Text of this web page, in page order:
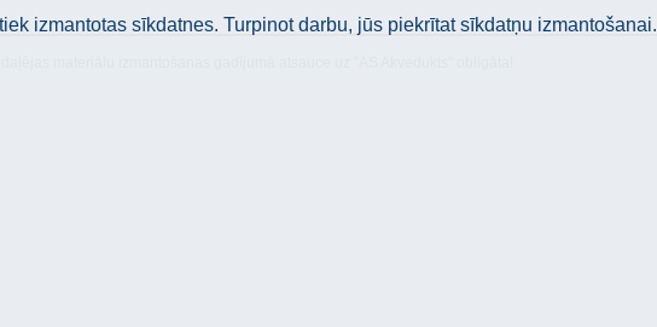
izmantotas sīkdatnes. Turpinot darbu, jūs piekrītat sīkdatņu izmantošanai.